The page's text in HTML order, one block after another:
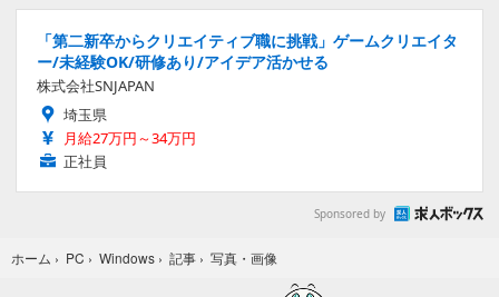
「第二新卒からクリエイティブ職に挑戦」ゲームクリエイタ
ー/未経験OK/研修あり/アイデア活かせる
株式会社SNJAPAN
埼玉県
月給27万円～34万円
正社員
Sponsored by
ホーム › PC › Windows › 記事 › 写真・画像